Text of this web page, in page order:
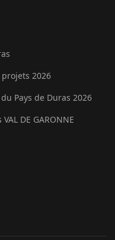
2026
Pays de Duras 2026
VAL DE GARONNE